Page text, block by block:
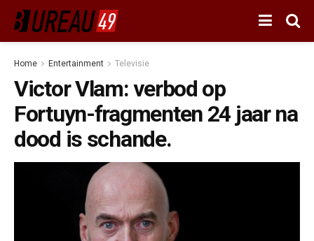
Home Entertainment Televisie
Victor Vlam: verbod op
Fortuyn-fragmenten 24 jaar na
dood is schande.